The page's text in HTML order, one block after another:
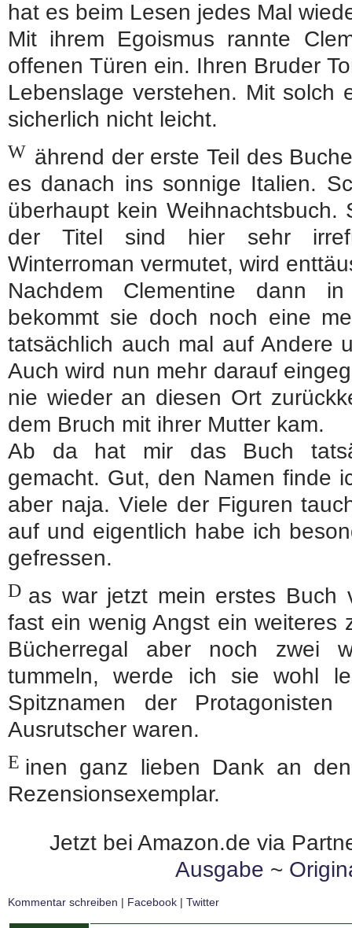
hat es beim Lesen jedes Mal
Mit ihrem Egoismus rannte
offenen Türen ein. Ihren Bruder
Lebenslage verstehen. Mit solch
sicherlich nicht leicht.
W ährend der erste Teil des
es danach ins sonnige Italien.
überhaupt kein Weihnachtsbuch.
der Titel sind hier sehr
Winterroman vermutet, wird
Nachdem Clementine dann
bekommt sie doch noch eine
tatsächlich auch mal auf Andere
Auch wird nun mehr darauf
nie wieder an diesen Ort
dem Bruch mit ihrer Mutter kam.
Ab da hat mir das Buch
gemacht. Gut, den Namen finde
aber naja. Viele der Figuren
auf und eigentlich habe ich
gefressen.
D as war jetzt mein erstes
fast ein wenig Angst ein weiteres
Bücherregal aber noch zwei
tummeln, werde ich sie wohl
Spitznamen der
Ausrutscher waren.
E inen ganz lieben Dank an
Rezensionsexemplar.
Jetzt bei Amazon.de via
Ausgabe ~
Kommentar schreiben | Facebook | Twitter